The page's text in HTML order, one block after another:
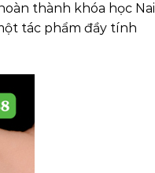
thành khóa học Nail
tác phẩm đầy tính